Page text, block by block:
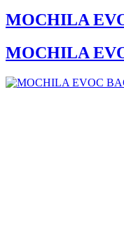
MOCHILA
MOCHILA